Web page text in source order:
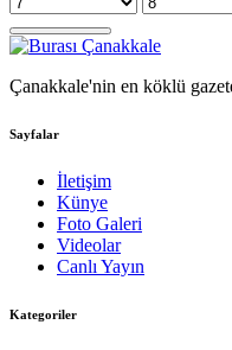
Çanakkale'nin en köklü
Sayfalar
İletişim
Künye
Foto Galeri
Videolar
Canlı Yayın
Kategoriler